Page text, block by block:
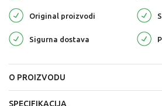
Original proizvodi
Sigurna dostava
O PROIZVODU
SPECIFIKACIJA